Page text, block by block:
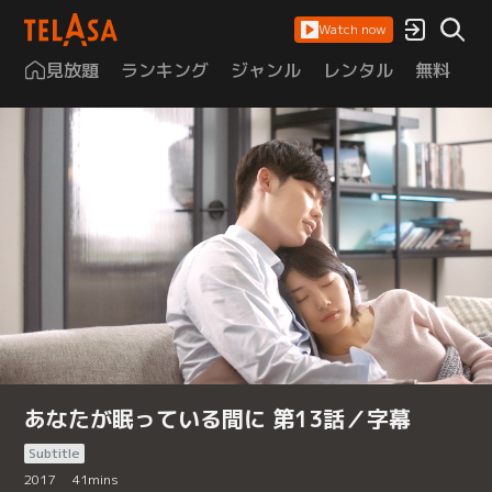
Watch now
見放題 ランキング ジャンル レンタル 無料
あなたが眠っている間に 第13話／字幕
Subtitle
2017
41mins